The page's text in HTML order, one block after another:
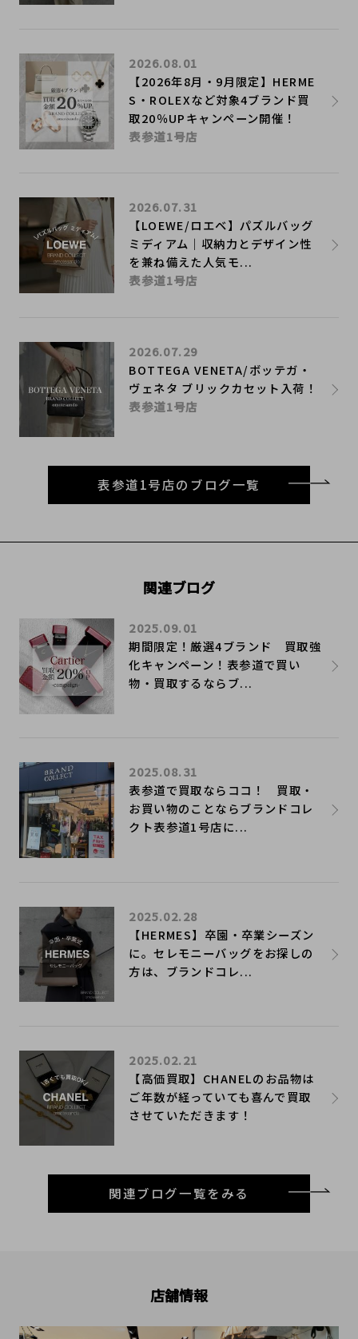
【2026年8月・9月限定】HERME
S・ROLEXなど対象4ブランド買
取20％UPキャンペーン開催！
2026.08.01
表参道1号店
【LOEWE/ロエベ】パズルバッグ
ミディアム｜収納力とデザイン性
を兼ね備えた人気モ...
2026.07.31
表参道1号店
BOTTEGA VENETA/ボッテガ・
ヴェネタ ブリックカセット入荷！
2026.07.29
表参道1号店
表参道1号店のブログ一覧
関連ブログ
期間限定！厳選4ブランド 買取強
化キャンペーン！表参道で買い
物・買取するならブ...
2025.09.01
表参道で買取ならココ！ 買取・
お買い物のことならブランドコレ
クト表参道1号店に...
2025.08.31
【HERMES】卒園・卒業シーズン
に。セレモニーバッグをお探しの
方は、ブランドコレ...
2025.02.28
【高価買取】CHANELのお品物は
ご年数が経っていても喜んで買取
させていただきます！
2025.02.21
関連ブログ一覧をみる
店舗情報